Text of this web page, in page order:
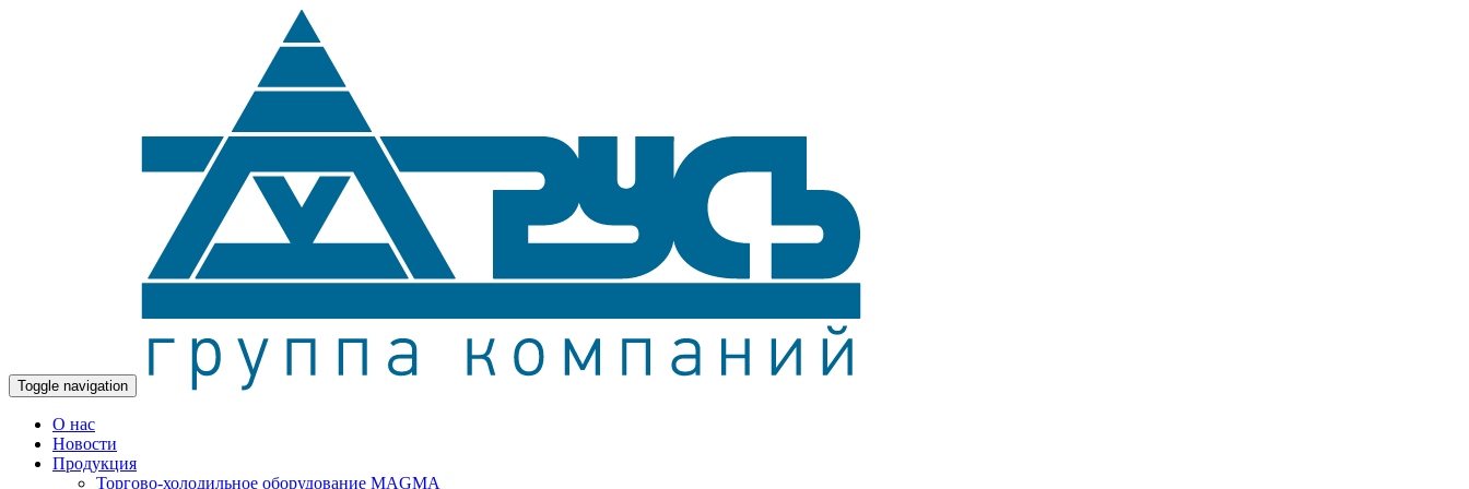
Toggle navigation
О нас
Новости
Продукция
Торгово-холодильное оборудование MAGMA